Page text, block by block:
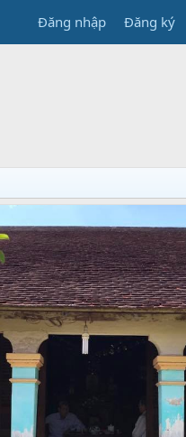
Đăng nhập Đăng ký